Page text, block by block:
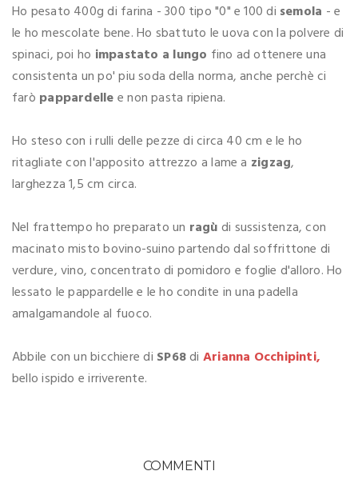
Ho pesato 400g di farina - 300 tipo "0" e 100 di semola - e
le ho mescolate bene. Ho sbattuto le uova con la polvere di
spinaci, poi ho impastato a lungo fino ad ottenere una
consistenta un po' piu soda della norma, anche perchè ci
farò pappardellee non pasta ripiena.
Ho steso con i rulli delle pezze di circa 40 cm e le ho
ritagliate con l'apposito attrezzo a lame a zigzag,
larghezza 1,5 cm circa.
Nel frattempo ho preparato un ragùdi sussistenza, con
macinato misto bovino-suino partendo dal soffrittone di
verdure, vino, concentrato di pomidoro e foglie d'alloro. Ho
lessato le pappardelle e le ho condite in una padella
amalgamandole al fuoco.
Abbile con un bicchiere di SP68di Arianna Occhipinti,
bello ispido e irriverente.
COMMENTI